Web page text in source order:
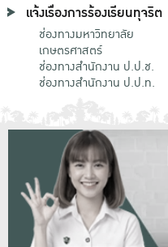
แจ้งเรื่องการร้องเรียนทุจริต
ช่องทางมหาวิทยาลัย
เกษตรศาสตร์
ช่องทางสำนักงาน ป.ป.ช.
ช่องทางสำนักงาน ป.ป.ท.